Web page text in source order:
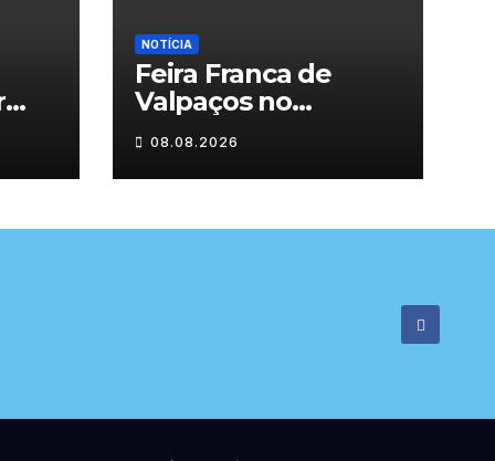
NOTÍCIA
Feira Franca de
Valpaços no
segundo dia
08.08.2026